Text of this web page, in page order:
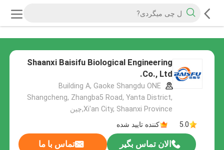
Shaanxi Baisifu Biological Engineering
Co., Ltd.
Building A, Gaoke Shangdu ONE
Shangcheng, Zhangba5 Road, Yanta District,
Xi'an City, Shaanxi Province,چین
5.0
کننده تایید شده
الان تماس بگیر تماس با ما